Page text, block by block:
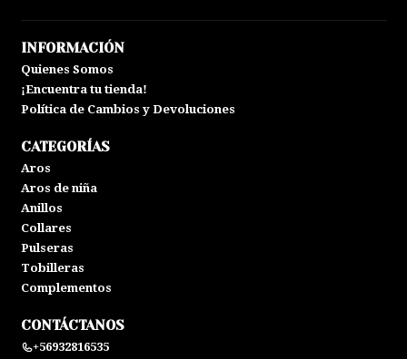
INFORMACIÓN
Quienes Somos
¡Encuentra tu tienda!
Política de Cambios y Devoluciones
CATEGORÍAS
Aros
Aros de niña
Anillos
Collares
Pulseras
Tobilleras
Complementos
CONTÁCTANOS
+56932816535